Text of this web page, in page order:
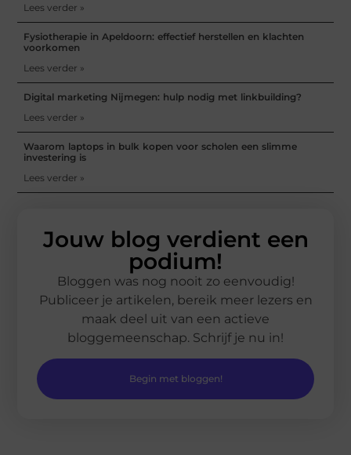
Lees verder »
Fysiotherapie in Apeldoorn: effectief herstellen en klachten
voorkomen
Lees verder »
Digital marketing Nijmegen: hulp nodig met linkbuilding?
Lees verder »
Waarom laptops in bulk kopen voor scholen een slimme
investering is
Lees verder »
Jouw blog verdient een
podium!
Bloggen was nog nooit zo eenvoudig!
Publiceer je artikelen, bereik meer lezers en
maak deel uit van een actieve
bloggemeenschap. Schrijf je nu in!
Begin met bloggen!